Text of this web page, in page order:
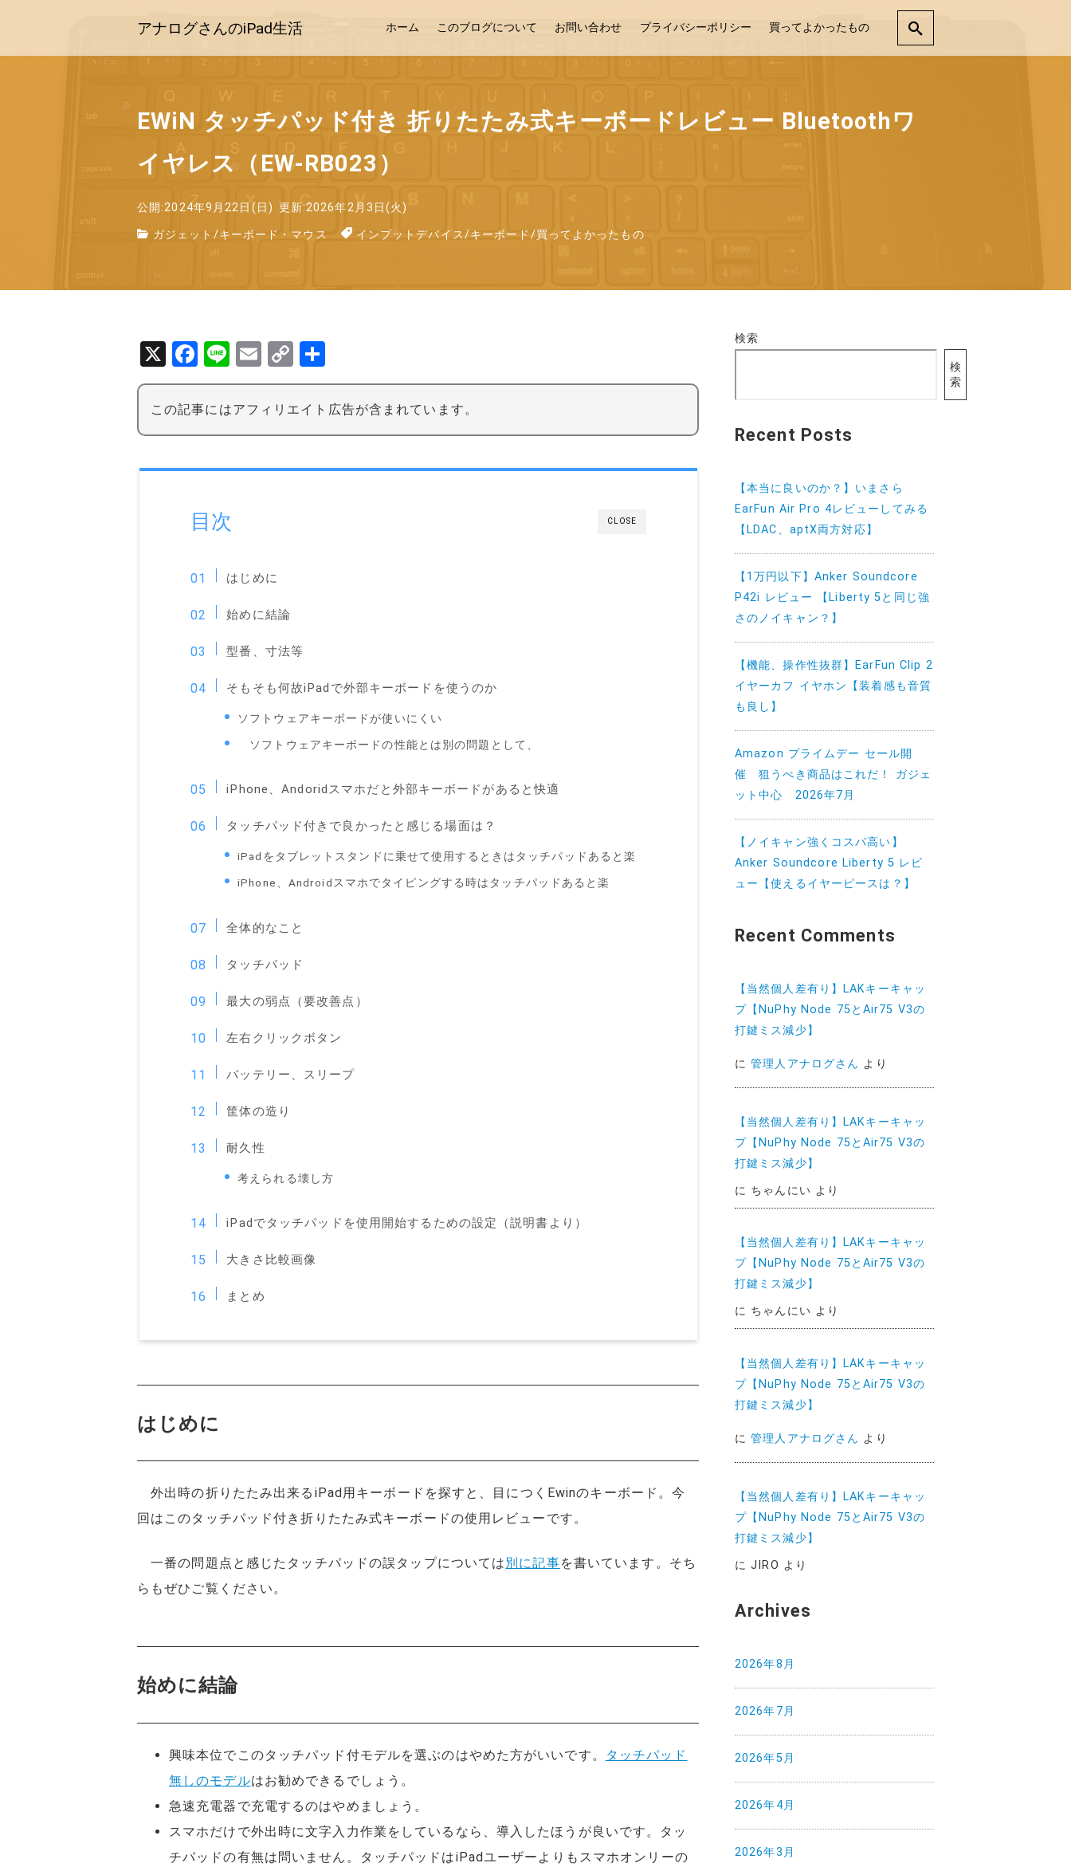
アナログさんのiPad生活 ホーム このブログについて お問い合わせ プライバシーポリシー 買ってよかったもの
EWiN タッチパッド付き 折りたたみ式キーボードレビュー Bluetoothワ
イヤレス（EW-RB023）
公開:2024年9月22日(日) 更新:2026年2月3日(火)
ガジェット /キーボード・マウス インプットデバイス/キーボード /買ってよかったもの
X
F
a
c
e
o
o
k
Li
n
e
E
m
ai
l
C
o
p
y
n
有
この記事にはアフィリエイト広告が含まれています。
CLOSE
目次
はじめに
始めに結論
型番、寸法等
そもそも何故iPadで外部キーボードを使うのか
ソフトウェアキーボードが使いにくい
ソフトウェアキーボードの性能とは別の問題として、
iPhone、Andoridスマホだと外部キーボードがあると快適
タッチパッド付きで良かったと感じる場面は？
iPadをタブレットスタンドに乗せて使用するときはタッチパッドあると楽
iPhone、Androidスマホでタイピングする時はタッチパッドあると楽
全体的なこと
タッチパッド
最大の弱点（要改善点）
左右クリックボタン
バッテリー、スリープ
筐体の造り
耐久性
考えられる壊し方
iPadでタッチパッドを使用開始するための設定（説明書より）
大きさ比較画像
まとめ
はじめに
外出時の折りたたみ出来るiPad用キーボードを探すと、目につくEwinのキーボード。今
回はこのタッチパッド付き折りたたみ式キーボードの使用レビューです。
一番の問題点と感じたタッチパッドの誤タップについては 別に記事を書いています。そち
らもぜひご覧ください。
始めに結論
興味本位でこのタッチパッド付モデルを選ぶのはやめた方がいいです。
タッチパッド
無しのモデルはお勧めできるでしょう。
急速充電器で充電するのはやめましょう。
スマホだけで外出時に文字入力作業をしているなら、導入したほうが良いです。タッ
チパッドの有無は問いません。タッチパッドはiPadユーザーよりもスマホオンリーの
検索
検
索
Recent Posts
【本当に良いのか？】いまさら
EarFun Air Pro 4レビューしてみる
【LDAC、aptX両方対応】
【1万円以下】Anker Soundcore
P42i レビュー 【Liberty 5と同じ強
さのノイキャン？】
【機能、操作性抜群】EarFun Clip 2
イヤーカフ イヤホン【装着感も音質
も良し】
Amazon プライムデー セール開
催 狙うべき商品はこれだ！ ガジェ
ット中心 2026年7月
【ノイキャン強くコスパ高い】
Anker Soundcore Liberty 5 レビ
ュー【使えるイヤーピースは？】
Recent Comments
【当然個人差有り】LAKキーキャッ
プ【NuPhy Node 75とAir75 V3の
打鍵ミス減少】
に管理人アナログさん より
【当然個人差有り】LAKキーキャッ
プ【NuPhy Node 75とAir75 V3の
打鍵ミス減少】
に ちゃんにい より
【当然個人差有り】LAKキーキャッ
プ【NuPhy Node 75とAir75 V3の
打鍵ミス減少】
に ちゃんにい より
【当然個人差有り】LAKキーキャッ
プ【NuPhy Node 75とAir75 V3の
打鍵ミス減少】
に管理人アナログさん より
【当然個人差有り】LAKキーキャッ
プ【NuPhy Node 75とAir75 V3の
打鍵ミス減少】
にJIRO より
Archives
2026年8月
2026年7月
2026年5月
2026年4月
2026年3月